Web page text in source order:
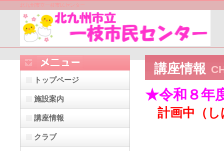
北九州市立一枝市民センター
講座情報
★令和８年
計画中（
トップページ
施設案内
講座情報
クラブ